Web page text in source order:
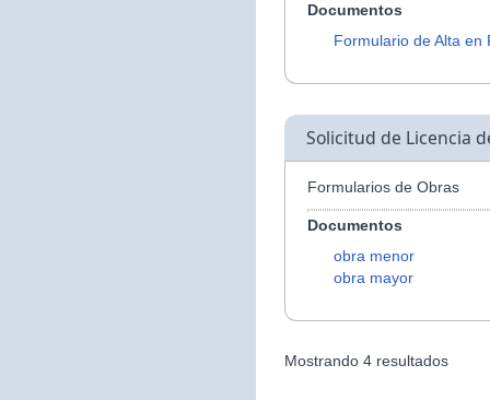
Documentos
Formulario de Alta en
Solicitud de Licencia
Formularios de Obras
Documentos
obra menor
obra mayor
Mostrando 4 resultados